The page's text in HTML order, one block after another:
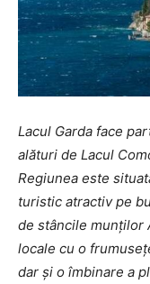
Lacul Garda face
alături de Lacul
Regiunea este
turistic atractiv pe
de stâncile munților
locale cu o
dar și o îmbinare a